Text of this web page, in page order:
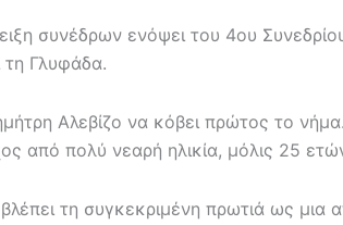
συνέδρων ενόψει του 4ου
τη Γλυφάδα.
Αλεβίζο να κόβει πρώτος το
από πολύ νεαρή ηλικία, μόλις 25
τη συγκεκριμένη πρωτιά ως μια